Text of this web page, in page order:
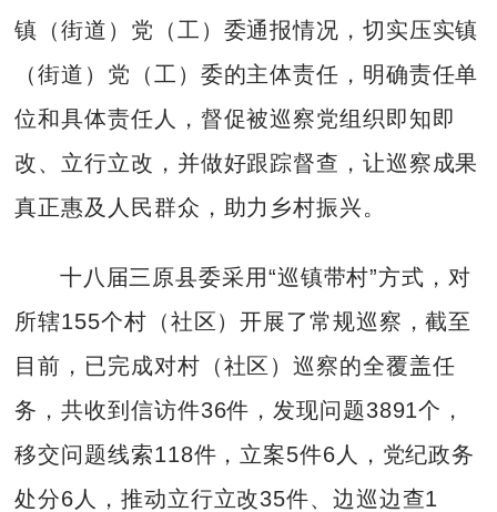
镇（街道）党（工）委通报情况，切实压实镇
（街道）党（工）委的主体责任，明确责任单
位和具体责任人，督促被巡察党组织即知即
改、立行立改，并做好跟踪督查，让巡察成果
真正惠及人民群众，助力乡村振兴。
十八届三原县委采用“巡镇带村”方式，对
所辖155个村（社区）开展了常规巡察，截至
目前，已完成对村（社区）巡察的全覆盖任
务，共收到信访件36件，发现问题3891个，
移交问题线索118件，立案5件6人，党纪政务
处分6人，推动立行立改35件、边巡边查1